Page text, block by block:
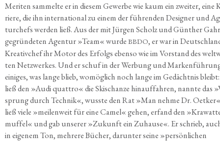
Meri­ten sam­mel­te er in die­sem Gewer­be wie kaum ein zwei­ter, eine
rie­re, die ihn inter­na­tio­nal zu einem der füh­ren­den Desi­gner und
tur­chefs wer­den ließ. Aus der mit Jür­gen Scholz und Gün­ther
gegrün­de­ten Agen­tur »Team« wur­de BBDO, er war in
Krea­tiv­chef ihr Motor des Erfolgs eben­so wie im Vor­stand des
ten Netz­wer­kes. Und er schuf in der Wer­bung und
eini­ges, was lan­ge blieb, womög­lich noch lan­ge im Gedächt­nis
ließ den »Audi quat­tro« die Ski­schan­ze hin­auf­fah­ren, nann­te das
sprung durch Tech­nik«, wuss­te den Rat »Man neh­me Dr.
ließ vie­le »mei­len­weit für eine Camel« gehen, erfand den
muf­fel« und gab unse­rer »Zukunft ein Zuhau­se«. Er schrieb,
in eige­nem Ton, meh­re­re Bücher, dar­un­ter sei­ne »per­sön­li­chen